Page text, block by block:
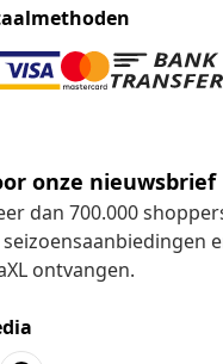
onze nieuwsbrief
dan 700.000
ontvangen.